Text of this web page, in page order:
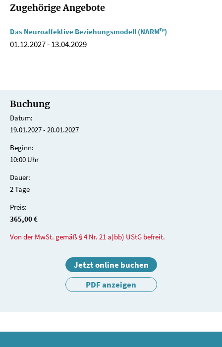
Zugehörige Angebote
Das Neuroaffektive Beziehungsmodell (NARM™)
01.12.2027-13.04.2029
Buchung
Datum:
19.01.2027 - 20.01.2027
Beginn:
10:00 Uhr
Dauer:
2 Tage
Preis:
365,00 €
Von der MwSt. gemäß § 4 Nr. 21 a)bb) UStG befreit.
Jetzt online buchen
PDF anzeigen